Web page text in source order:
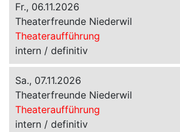
Fr., 06.11.2026
Theaterfreunde Niederwil
Theateraufführung
intern / definitiv
Sa., 07.11.2026
Theaterfreunde Niederwil
Theateraufführung
intern / definitiv